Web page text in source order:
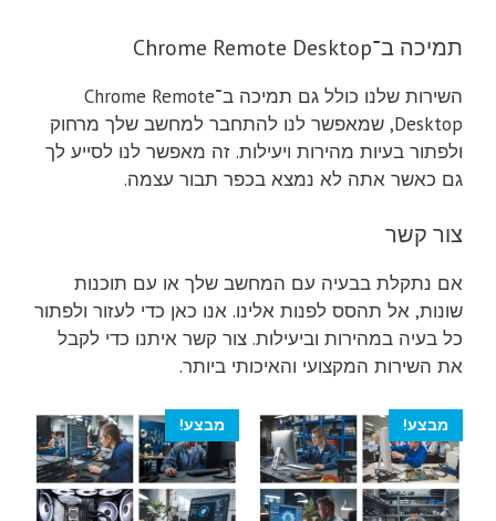
תמיכה ב־Chrome Remote Desktop
השירות שלנו כולל גם תמיכה ב־Chrome Remote
Desktop, שמאפשר לנו להתחבר למחשב שלך מרחוק
ולפתור בעיות מהירות ויעילות. זה מאפשר לנו לסייע לך
גם כאשר אתה לא נמצא בכפר תבור עצמה.
צור קשר
אם נתקלת בבעיה עם המחשב שלך או עם תוכנות
שונות, אל תהסס לפנות אלינו. אנו כאן כדי לעזור ולפתור
כל בעיה במהירות וביעילות. צור קשר איתנו כדי לקבל
את השירות המקצועי והאיכותי ביותר.
מבצע! מבצע!